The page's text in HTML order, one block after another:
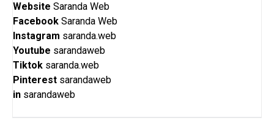
Website Saranda Web
Facebook Saranda Web
Instagram saranda.web
Youtube sarandaweb
Tiktok saranda.web
Pinterest sarandaweb
in sarandaweb